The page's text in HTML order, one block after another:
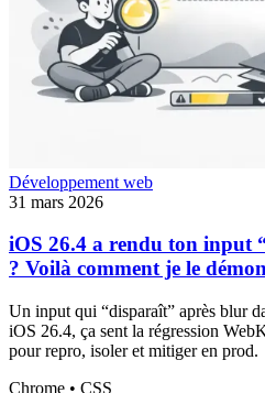
Développement web
31 mars 2026
iOS 26.4 a rendu ton input
? Voilà comment je le
Un input qui “disparaît” après blur
iOS 26.4, ça sent la régression
pour repro, isoler et mitiger en prod.
Chrome • CSS